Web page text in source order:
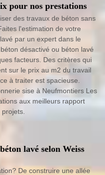
pour nos prestations
des travaux de béton sans
l'estimation de votre
par un expert dans le
désactivé ou béton lavé
facteurs. Des critères qui
sur le prix au m2 du travail
à traiter est spacieuse.
sise à Neufmontiers Les
aux meilleurs rapport
lavé selon Weiss
De construire une allée